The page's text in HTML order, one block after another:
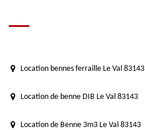
Location bennes ferraille Le Val 83143
Location de benne DIB Le Val 83143
Location de Benne 3m3 Le Val 83143